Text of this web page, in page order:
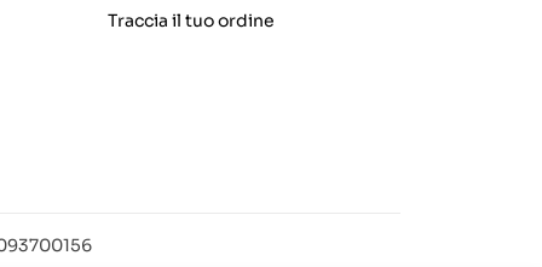
Traccia il tuo ordine